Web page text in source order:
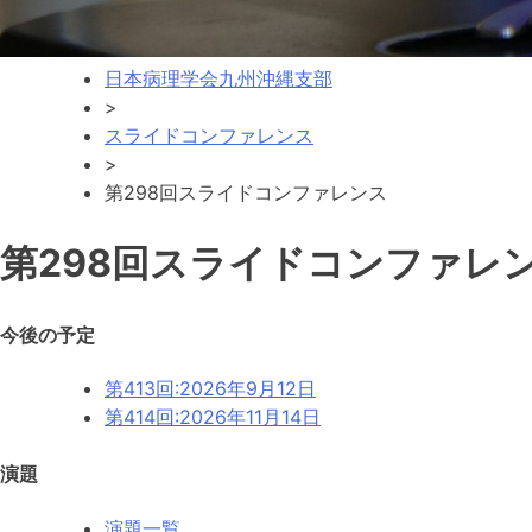
日本病理学会九州沖縄支部
>
スライドコンファレンス
>
第298回スライドコンファレンス
第298回スライドコンファレ
今後の予定
第413回:2026年9月12日
第414回:2026年11月14日
演題